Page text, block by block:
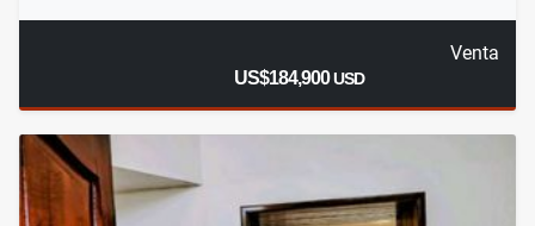
Venta
US$184,900USD